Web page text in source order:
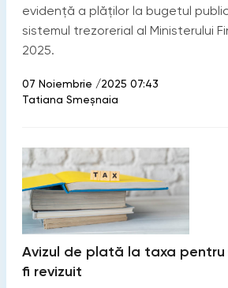
evidență a plăților la bugetul
sistemul trezorerial al Ministerului
2025.
07 Noiembrie /2025 07:43
Tatiana Smeșnaia
Avizul de plată la taxa pentru
fi revizuit